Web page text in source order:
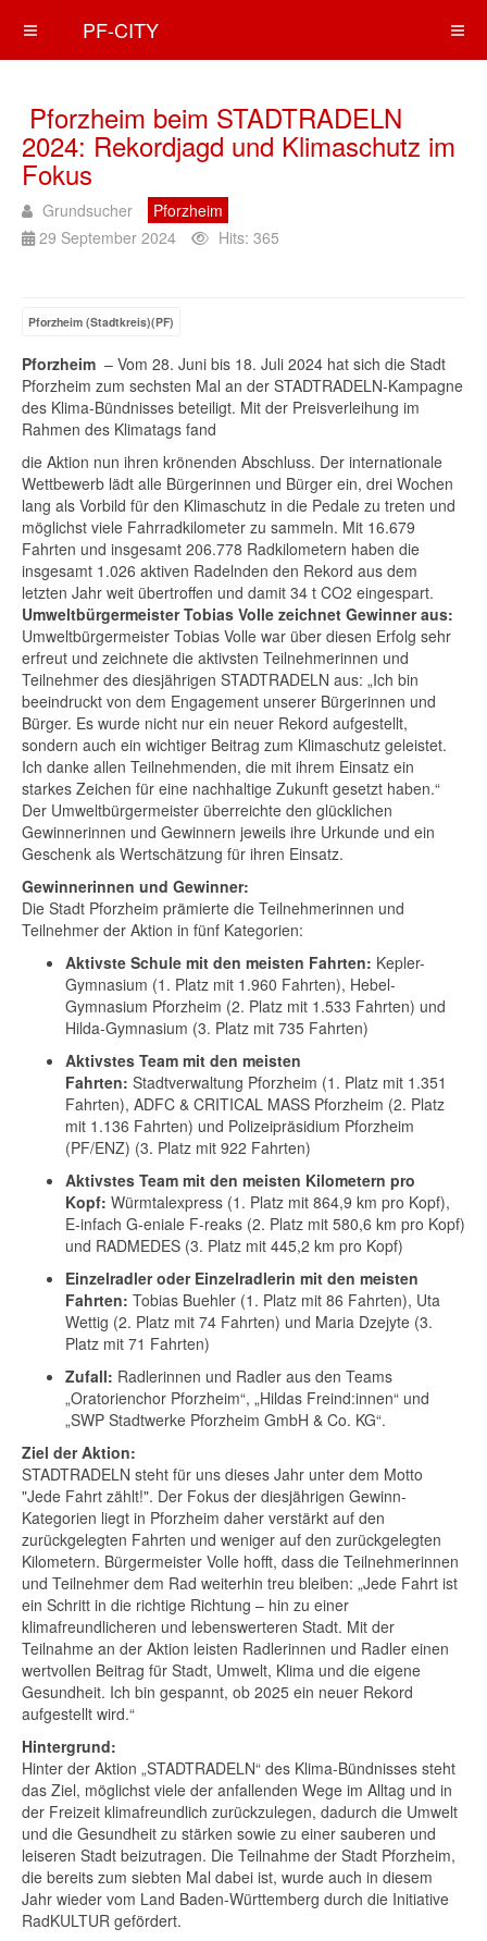
PF-CITY
Pforzheim beim STADTRADELN
2024: Rekordjagd und Klimaschutz im
Fokus
Grundsucher
Pforzheim
29 September 2024
Hits: 365
Pforzheim (Stadtkreis)(PF)
Pforzheim – Vom 28. Juni bis 18. Juli 2024 hat sich die Stadt
Pforzheim zum sechsten Mal an der STADTRADELN-Kampagne
des Klima-Bündnisses beteiligt. Mit der Preisverleihung im
Rahmen des Klimatags fand
die Aktion nun ihren krönenden Abschluss. Der internationale
Wettbewerb lädt alle Bürgerinnen und Bürger ein, drei Wochen
lang als Vorbild für den Klimaschutz in die Pedale zu treten und
möglichst viele Fahrradkilometer zu sammeln. Mit 16.679
Fahrten und insgesamt 206.778 Radkilometern haben die
insgesamt 1.026 aktiven Radelnden den Rekord aus dem
letzten Jahr weit übertroffen und damit 34 t CO2 eingespart.
Umweltbürgermeister Tobias Volle zeichnet Gewinner aus:
Umweltbürgermeister Tobias Volle war über diesen Erfolg sehr
erfreut und zeichnete die aktivsten Teilnehmerinnen und
Teilnehmer des diesjährigen STADTRADELN aus: „Ich bin
beeindruckt von dem Engagement unserer Bürgerinnen und
Bürger. Es wurde nicht nur ein neuer Rekord aufgestellt,
sondern auch ein wichtiger Beitrag zum Klimaschutz geleistet.
Ich danke allen Teilnehmenden, die mit ihrem Einsatz ein
starkes Zeichen für eine nachhaltige Zukunft gesetzt haben.“
Der Umweltbürgermeister überreichte den glücklichen
Gewinnerinnen und Gewinnern jeweils ihre Urkunde und ein
Geschenk als Wertschätzung für ihren Einsatz.
Gewinnerinnen und Gewinner:
Die Stadt Pforzheim prämierte die Teilnehmerinnen und
Teilnehmer der Aktion in fünf Kategorien:
Aktivste Schule mit den meisten Fahrten: Kepler-
Gymnasium (1. Platz mit 1.960 Fahrten), Hebel-
Gymnasium Pforzheim (2. Platz mit 1.533 Fahrten) und
Hilda-Gymnasium (3. Platz mit 735 Fahrten)
Aktivstes Team mit den meisten
Fahrten: Stadtverwaltung Pforzheim (1. Platz mit 1.351
Fahrten), ADFC & CRITICAL MASS Pforzheim (2. Platz
mit 1.136 Fahrten) und Polizeipräsidium Pforzheim
(PF/ENZ) (3. Platz mit 922 Fahrten)
Aktivstes Team mit den meisten Kilometern pro
Kopf: Würmtalexpress (1. Platz mit 864,9 km pro Kopf),
E-infach G-eniale F-reaks (2. Platz mit 580,6 km pro Kopf)
und RADMEDES (3. Platz mit 445,2 km pro Kopf)
Einzelradler oder Einzelradlerin mit den meisten
Fahrten: Tobias Buehler (1. Platz mit 86 Fahrten), Uta
Wettig (2. Platz mit 74 Fahrten) und Maria Dzejyte (3.
Platz mit 71 Fahrten)
Zufall: Radlerinnen und Radler aus den Teams
„Oratorienchor Pforzheim“, „Hildas Freind:innen“ und
„SWP Stadtwerke Pforzheim GmbH & Co. KG“.
Ziel der Aktion:
STADTRADELN steht für uns dieses Jahr unter dem Motto
"Jede Fahrt zählt!". Der Fokus der diesjährigen Gewinn-
Kategorien liegt in Pforzheim daher verstärkt auf den
zurückgelegten Fahrten und weniger auf den zurückgelegten
Kilometern. Bürgermeister Volle hofft, dass die Teilnehmerinnen
und Teilnehmer dem Rad weiterhin treu bleiben: „Jede Fahrt ist
ein Schritt in die richtige Richtung – hin zu einer
klimafreundlicheren und lebenswerteren Stadt. Mit der
Teilnahme an der Aktion leisten Radlerinnen und Radler einen
wertvollen Beitrag für Stadt, Umwelt, Klima und die eigene
Gesundheit. Ich bin gespannt, ob 2025 ein neuer Rekord
aufgestellt wird.“
Hintergrund:
Hinter der Aktion „STADTRADELN“ des Klima-Bündnisses steht
das Ziel, möglichst viele der anfallenden Wege im Alltag und in
der Freizeit klimafreundlich zurückzulegen, dadurch die Umwelt
und die Gesundheit zu stärken sowie zu einer sauberen und
leiseren Stadt beizutragen. Die Teilnahme der Stadt Pforzheim,
die bereits zum siebten Mal dabei ist, wurde auch in diesem
Jahr wieder vom Land Baden-Württemberg durch die Initiative
RadKULTUR gefördert.